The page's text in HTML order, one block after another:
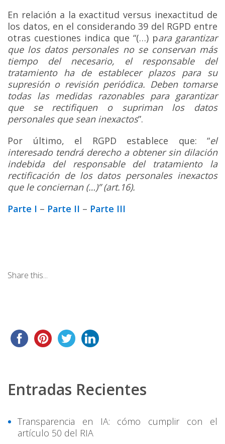
En relación a la exactitud versus inexactitud de
los datos, en el considerando 39 del RGPD entre
otras cuestiones indica que “(…) para garantizar
que los datos personales no se conservan más
tiempo del necesario, el responsable del
tratamiento ha de establecer plazos para su
supresión o revisión periódica. Deben tomarse
todas las medidas razonables para garantizar
que se rectifiquen o supriman los datos
personales que sean inexactos”.
Por último, el RGPD establece que: “el
interesado tendrá derecho a obtener sin dilación
indebida del responsable del tratamiento la
rectificación de los datos personales inexactos
que le conciernan (…)” (art.16).
Parte I – Parte II – Parte III
Share this...
Entradas Recientes
Transparencia en IA: cómo cumplir con el
artículo 50 del RIA